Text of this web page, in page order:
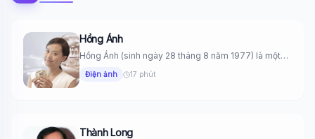
Hồng Ánh
Hồng Ánh (sinh ngày 28 tháng 8 năm 1977) là một
Điện ảnh 17 phút
Thành Long